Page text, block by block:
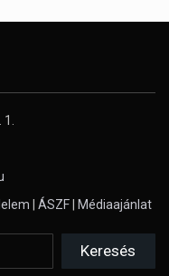
ÁSZF Médiaajánlat